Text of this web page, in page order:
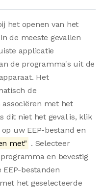
het openen van het
de meeste gevallen
applicatie
de programma's uit de
Het
de
associëren met het
dit niet het geval is, klik
uw EEP-bestand en
met" . Selecteer
en bevestig
bestanden
het geselecteerde